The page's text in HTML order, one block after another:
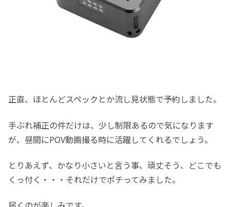
正直、ほとんどスペックとか流し見状態で予約しました。
手ぶれ補正の件だけは、少し制限あるので気になります
が、昼間にPOV動画撮る時に活躍してくれるでしょう。
とりあえず、かなり小さいと言う事、頑丈そう、どこでも
くっ付く・・・それだけでポチってみました。